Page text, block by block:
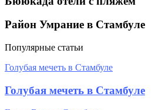
Район Умрание в Стамбуле
Популярные статьи
Голубая мечеть в Стамбуле
Голубая мечеть в Стамбуле